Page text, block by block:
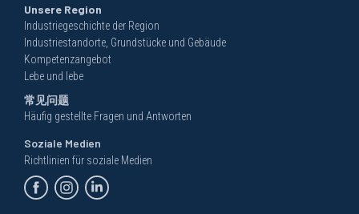
Unsere Region
Industriegeschichte der Region
Industriestandorte, Grundstücke und Gebäude
Kompetenzangebot
Lebe und lebe
常见问题
Häufig gestellte Fragen und Antworten
Soziale Medien
Richtlinien für soziale Medien